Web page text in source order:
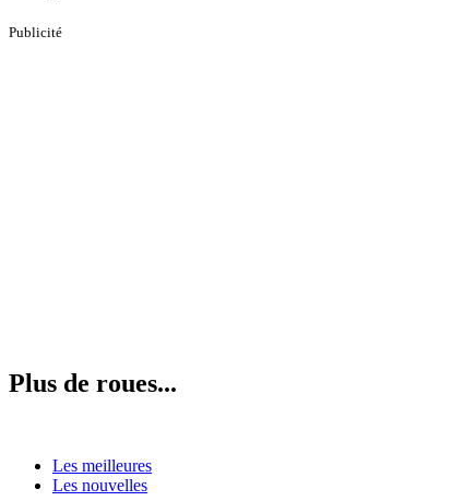
Publicité
Plus de roues...
Les meilleures
Les nouvelles